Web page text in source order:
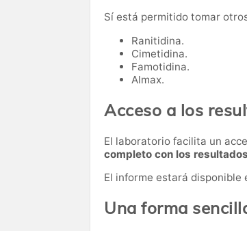
Sí está permitido tomar
Ranitidina.
Cimetidina.
Famotidina.
Almax.
Acceso a los
El laboratorio facilita un
completo con los
El informe estará disponible
Una forma